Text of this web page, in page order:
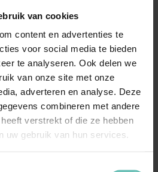
van cookies
content en advertenties te
voor social media te bieden
te analyseren. Ook delen we
van onze site met onze
adverteren en analyse. Deze
combineren met andere
verstrekt of die ze hebben
uw gebruik van hun services.